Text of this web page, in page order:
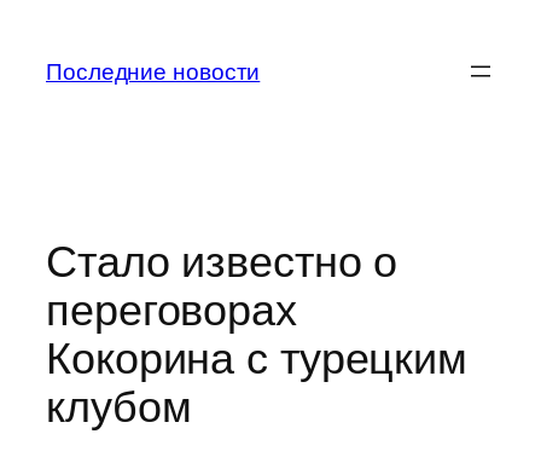
содержимому
Последние новости
Стало известно о
переговорах
Кокорина с турецким
клубом